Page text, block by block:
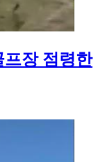
프장 점령한